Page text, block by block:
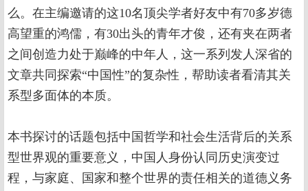
么。在主编邀请的这10名顶尖学者好友中有70多岁德
高望重的鸿儒，有30出头的青年才俊，还有夹在两者
之间创造力处于巅峰的中年人，这一系列发人深省的
文章共同探索“中国性”的复杂性，帮助读者看清其关
系型多面体的本质。
本书探讨的话题包括中国哲学和社会生活背后的关系
型世界观的重要意义，中国人身份认同历史演变过
程，与家庭、国家和整个世界的责任相关的道德义务